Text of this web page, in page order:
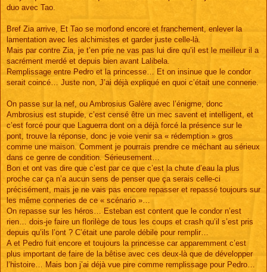
duo avec Tao.
Bref Zia arrive, Et Tao se morfond encore et franchement, enlever la
lamentation avec les alchimistes et garder juste celle-là.
Mais par contre Zia, je t’en prie ne vas pas lui dire qu’il est le meilleur il a
sacrément merdé et depuis bien avant Lalibela.
Remplissage entre Pedro et la princesse… Et on insinue que le condor
serait coincé… Juste non, J’ai déjà expliqué en quoi c’était une connerie.
On passe sur la nef, ou Ambrosius Galère avec l’énigme, donc
Ambrosius est stupide, c’est censé être un mec savent et intelligent, et
c’est forcé pour que Laguerra dont on a déjà forcé la présence sur le
pont, trouve la réponse, donc je voie venir sa « rédemption » gros
comme une maison. Comment je pourrais prendre ce méchant au sérieux
dans ce genre de condition. Sérieusement…
Bon et ont vas dire que c’est par ce que c’est la chute d’eau la plus
proche car ça n’a aucun sens de penser que ça serais celle-ci
précisément, mais je ne vais pas encore repasser et repassé toujours sur
les même conneries de ce « scénario »…
On repasse sur les héros… Esteban est content que le condor n’est
rien… dois-je faire un florilège de tous les coups et crash qu’il s’est pris
depuis qu’ils l’ont ? C’était une parole débile pour remplir…
A et Pedro fuit encore et toujours la princesse car apparemment c’est
plus important de faire de la bêtise avec ces deux-là que de développer
l’histoire… Mais bon j’ai déjà vue pire comme remplissage pour Pedro…